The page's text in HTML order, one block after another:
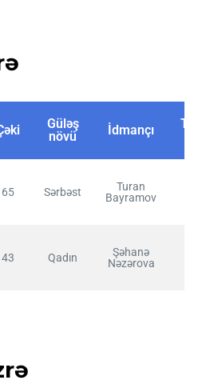
Güləş
növü
İdmançı
65 Sərbəst
Turan
Bayramov
43 Qadın
Şəhanə
Nəzərova